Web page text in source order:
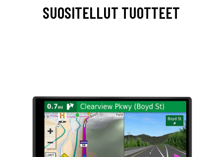
SUOSITELLUT TUOTTEET